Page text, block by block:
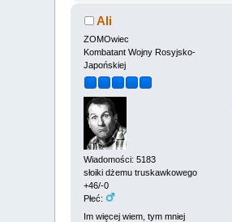
Ali
ZOMOwiec
Kombatant Wojny Rosyjsko-
Japońskiej
Wiadomości: 5183
słoiki dżemu truskawkowego
+46/-0
Płeć:
Im więcej wiem, tym mniej